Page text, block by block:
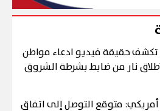
تكشف حقيقة فيديو ادعاء مواطن
نار من ضابط بشرطة الشروق
متوقع التوصل إلى اتفاق